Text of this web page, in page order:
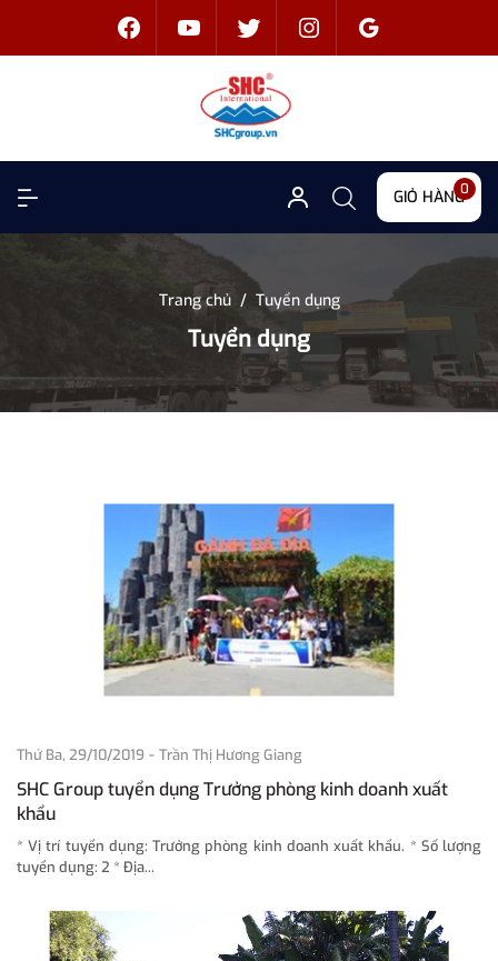
GIỎ HÀNG0
Trang chủ / Tuyển dụng
Tuyển dụng
Thứ Ba, 29/10/2019 - Trần Thị Hương Giang
SHC Group tuyển dụng Trưởng phòng kinh doanh xuất
khẩu
* Vị trí tuyển dụng: Trưởng phòng kinh doanh xuất khẩu. * Số lượng
tuyển dụng: 2 * Địa...